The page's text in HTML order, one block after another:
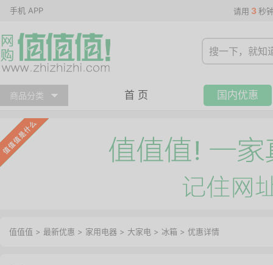
手机 APP 请用 3 秒
商品分类 首 页 国内优惠
值值值 > 最新优惠 > 家用电器 > 大家电 > 冰箱 > 优惠详情